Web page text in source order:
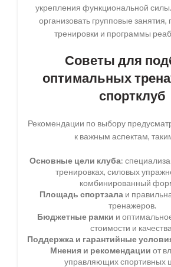
укрепления функциональной
организовать групповые
тренировки и программы
Советы для
оптимальных
спортклуб
Рекомендации по выбору
к важным аспектам,
Основные цели клуба:
тренировках, силовых
комбинированный
Площадь спортзала и
тренажеров.
Бюджетные рамки и
стоимости и
Поддержка и гарантийные
Мнения и рекомендации от
управляющих спортивных